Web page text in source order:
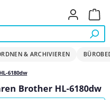
& ARCHIVIEREN
6180dw
Brother HL-6180dw